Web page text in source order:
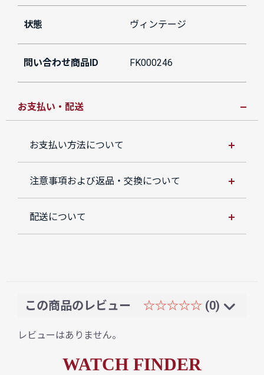
状態 ヴィンテージ
問い合わせ商品ID FK000246
お支払い・配送
お支払い方法について
注意事項および返品・交換について
配送について
この商品のレビュー ☆☆☆☆☆ (0)
レビューはありません。
WATCH FINDER